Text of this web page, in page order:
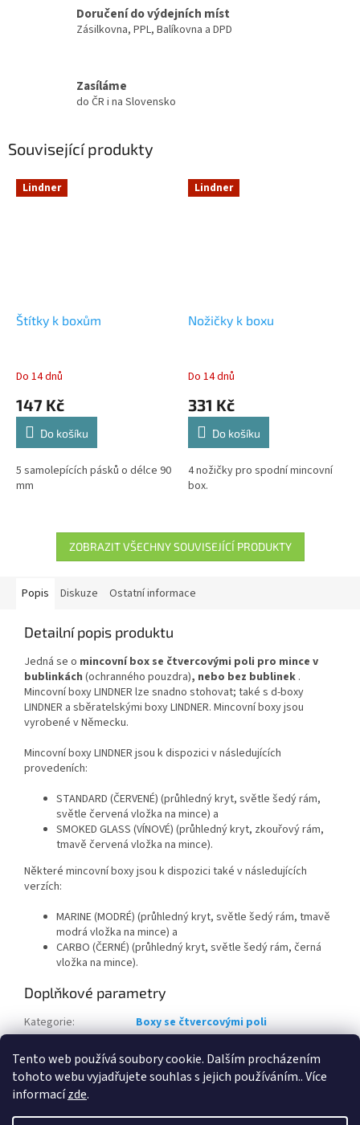
Tento web používá soubory cookie. Dalším procházením
tohoto webu vyjadřujete souhlas s jejich používáním.. Více
informacízde.
Doručení do výdejních míst
Zásilkovna, PPL, Balíkovna a DPD
Zasíláme
do ČR i na Slovensko
Související produkty
Lindner
Štítky k boxům
Do 14 dnů
147 Kč
Do košíku
5 samolepících pásků o délce 90
mm
Lindner
Nožičky k boxu
Do 14 dnů
331 Kč
Do košíku
4 nožičky pro spodní mincovní
box.
ZOBRAZIT VŠECHNY SOUVISEJÍCÍ PRODUKTY
Popis Diskuze Ostatní informace
Detailní popis produktu
Jedná se o mincovní box se čtvercovými poli pro mince v
bublinkách (ochranného pouzdra), nebo bez bublinek .
Mincovní boxy LINDNER lze snadno stohovat; také s d-boxy
LINDNER a sběratelskými boxy LINDNER. Mincovní boxy jsou
vyrobené v Německu.
Mincovní boxy LINDNER jsou k dispozici v následujících
provedeních:
STANDARD (ČERVENÉ) (průhledný kryt, světle šedý rám,
světle červená vložka na mince) a
SMOKED GLASS (VÍNOVÉ) (průhledný kryt, zkouřový rám,
tmavě červená vložka na mince).
Některé mincovní boxy jsou k dispozici také v následujících
verzích:
MARINE (MODRÉ) (průhledný kryt, světle šedý rám, tmavě
modrá vložka na mince) a
CARBO (ČERNÉ) (průhledný kryt, světle šedý rám, černá
vložka na mince).
Doplňkové parametry
Kategorie:
Boxy se čtvercovými poli
Způsob uložení mincí: SLABS bublinky